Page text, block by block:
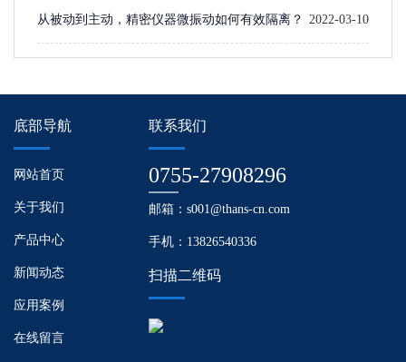
从被动到主动，精密仪器微振动如何有效隔离？ 2022-03-10
底部导航
网站首页
关于我们
产品中心
新闻动态
应用案例
在线留言
联系我们
0755-27908296
邮箱：s001@thans-cn.com
手机：13826540336
扫描二维码